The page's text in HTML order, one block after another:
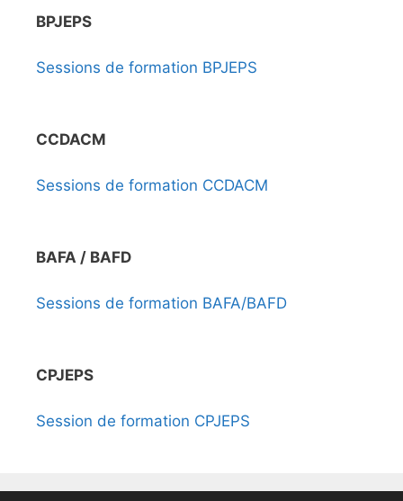
BPJEPS
Sessions de formation BPJEPS
CCDACM
Sessions de formation CCDACM
BAFA / BAFD
Sessions de formation BAFA/BAFD
CPJEPS
Session de formation CPJEPS